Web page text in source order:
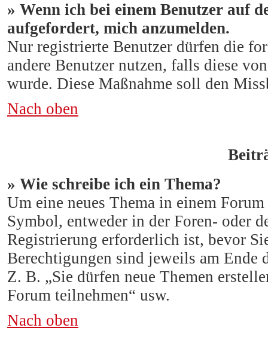
» Wenn ich bei einem Benutzer auf
aufgefordert, mich anzumelden.
Nur registrierte Benutzer dürfen die
andere Benutzer nutzen, falls diese
wurde. Diese Maßnahme soll den
Nach oben
» Wie schreibe ich ein Thema?
Um eine neues Thema in einem
Symbol, entweder in der Foren- oder
Registrierung erforderlich ist, bevor
Berechtigungen sind jeweils am Ende
Z. B. „Sie dürfen neue Themen
Forum teilnehmen“ usw.
Nach oben